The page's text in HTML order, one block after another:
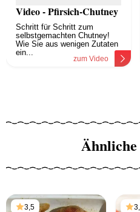
Video - Pfirsich-Chutney
Schritt für Schritt zum
selbstgemachten Chutney!
Wie Sie aus wenigen Zutaten
ein...
zum Video
Ähnliche
3,5